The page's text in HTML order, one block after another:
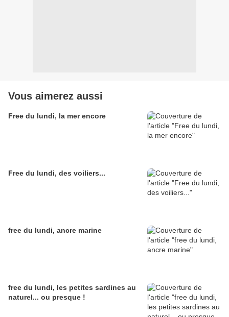
Vous aimerez aussi
Free du lundi, la mer encore
Free du lundi, des voiliers...
free du lundi, ancre marine
free du lundi, les petites sardines au
naturel... ou presque !